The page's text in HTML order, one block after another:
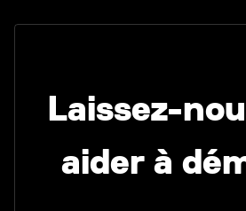
Laissez-
aider à